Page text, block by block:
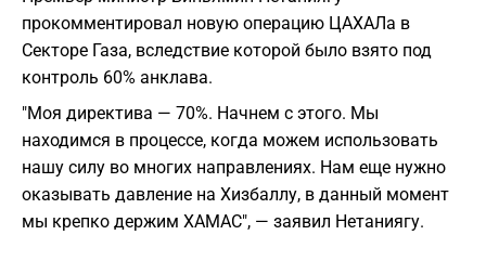
прокомментировал новую операцию ЦАХАЛа в
Секторе Газа, вследствие которой было взято под
контроль 60% анклава.
"Моя директива — 70%. Начнем с этого. Мы
находимся в процессе, когда можем использовать
нашу силу во многих направлениях. Нам еще нужно
оказывать давление на Хизбаллу, в данный момент
мы крепко держим ХАМАС", — заявил Нетаниягу.